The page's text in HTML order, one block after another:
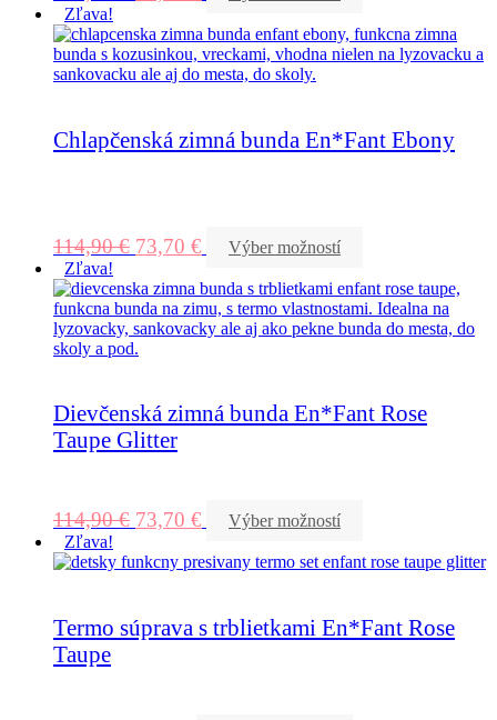
Zľava!
Chlapčenská zimná bunda En*Fant Ebony
114,90€ 73,70 €
Výber možností
Zľava!
Dievčenská zimná bunda En*Fant Rose
Taupe Glitter
114,90€ 73,70 €
Výber možností
Zľava!
Termo súprava s trblietkami En*Fant Rose
Taupe